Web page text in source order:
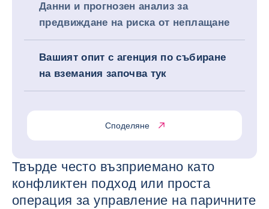
Данни и прогнозен анализ за
предвиждане на риска от неплащане
Вашият опит с агенция по събиране
на вземания започва тук
Споделяне
Твърде често възприемано като
конфликтен подход или проста
операция за управление на паричните